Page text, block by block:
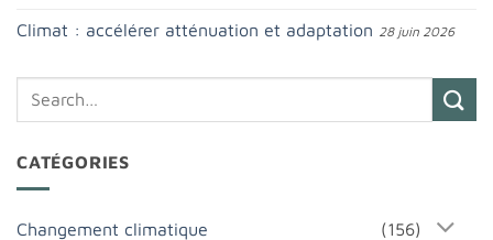
Climat : accélérer atténuation et adaptation 28 juin 2026
CATÉGORIES
Changement climatique (156)